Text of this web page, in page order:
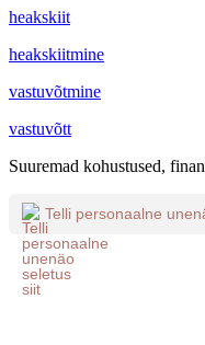
heakskiit
heakskiitmine
vastuvõtmine
vastuvõtt
Suuremad kohustused,
Telli personaalne